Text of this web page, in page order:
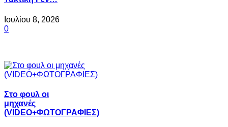
Ιουλίου 8, 2026
0
Στο φουλ οι
μηχανές
(VIDEO+ΦΩΤΟΓΡΑΦΙΕΣ)